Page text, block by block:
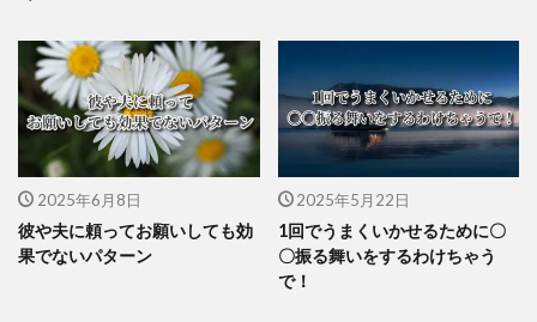
2025年6月8日
彼や夫に頼ってお願いしても効
果でないパターン
2025年5月22日
1回でうまくいかせるために〇
〇振る舞いをするわけちゃう
で！